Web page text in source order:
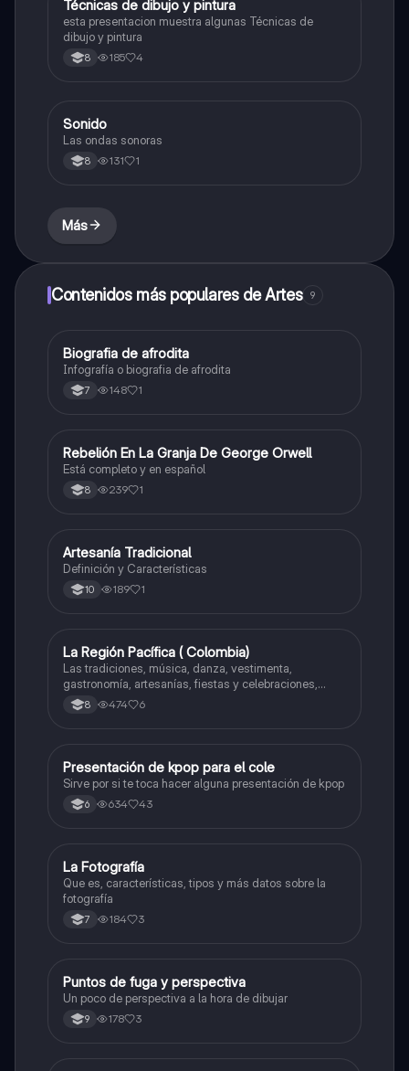
Artes
Técnicas de dibujo y pintura
esta presentacion muestra algunas Técnicas de
dibujo y pintura
8 185 4
Música
Sonido
Las ondas sonoras
8 131 1
Más
Contenidos más populares de Artes 9
Artes
Biografia de afrodita
Infografía o biografia de afrodita
7 148 1
Sociales/Historia
Rebelión En La Granja De George Orwell
Está completo y en español
8 239 1
Artes
Artesanía Tradicional
Definición y Características
10 189 1
Artes
La Región Pacífica ( Colombia)
Las tradiciones, música, danza, vestimenta,
gastronomía, artesanías, fiestas y celebraciones,
medicina tradicional, ritmos e instrumentos
musicales.
8 474 6
Artes
Presentación de kpop para el cole
Sirve por si te toca hacer alguna presentación de kpop
6 634 43
Artes
La Fotografía
Que es, características, tipos y más datos sobre la
fotografía
7 184 3
Artes
Puntos de fuga y perspectiva
Un poco de perspectiva a la hora de dibujar
9 178 3